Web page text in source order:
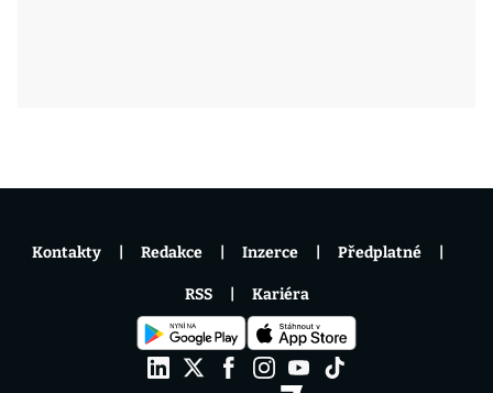
Kontakty Redakce Inzerce Předplatné
RSS Kariéra